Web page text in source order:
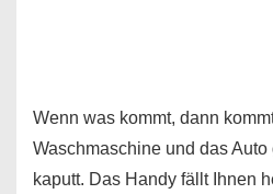
Wenn was kommt, dann
Waschmaschine und das
kaputt. Das Handy fällt Ihnen